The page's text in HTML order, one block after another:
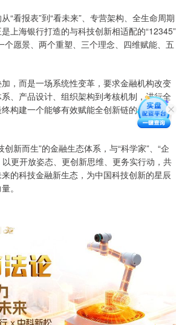
“看报表”到“看未来”、专营架构、全生命周期
上海银行打造的与科技创新相适配的“12345”
个愿景、两个重塑、三个理念、四维赋能、五
，而是一场系统性变革，要求金融机构改变
、产品设计、组织架构到考核机制，进行全
构建一个能够有效赋能全创新链的金融生
新而生”的金融生态体系，与“科学家”、“企
以更开放姿态、更创新思维、更务实行动，共
的科技金融新生态，为中国科技创新的星辰
。